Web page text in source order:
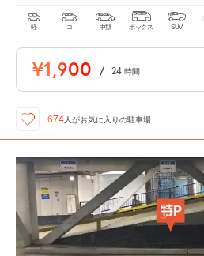
軽 コ 中型 ボックス SUV
¥1,900 / 24 時間
674 人がお気に入りの駐車場